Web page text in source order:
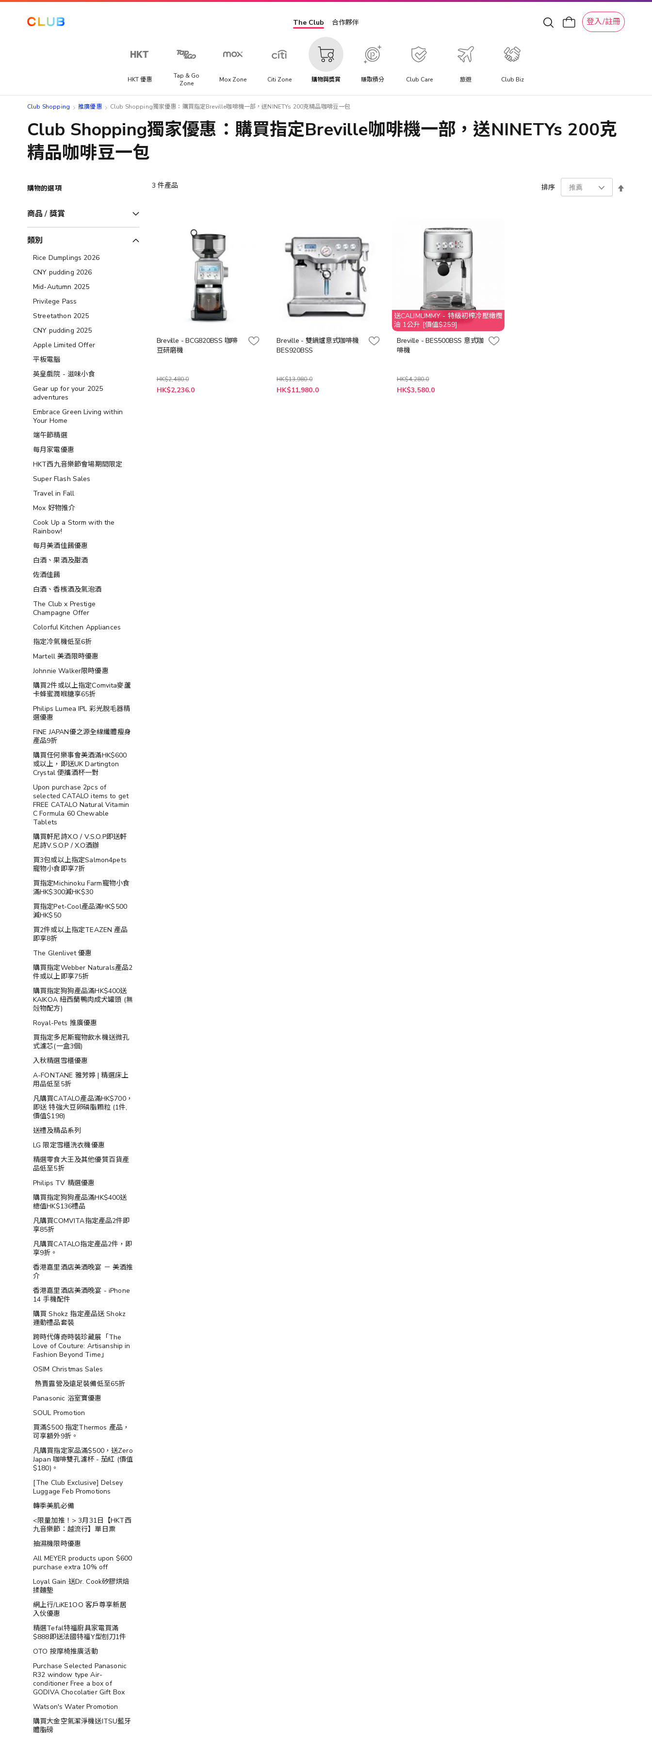
The Club 合作夥伴 登入/註冊
HKT 優惠
Tap & Go
Zone
Mox Zone Citi Zone 購物與獎賞 賺取積分 Club Care 旅遊 Club Biz
Club Shopping 推廣優惠 Club Shopping獨家優惠：購買指定Breville咖啡機一部，送NINETYs 200克精品咖啡豆一包
Club Shopping獨家優惠：購買指定Breville咖啡機一部，送NINETYs 200克
精品咖啡豆一包
3 件產品 排序
Breville - BCG820BSS 咖啡
豆研磨機
HK$2,480.0
特
殊
HK$2,236.0
Breville - 雙鍋爐意式咖啡機
BES920BSS
HK$13,980.0
特
殊
HK$11,980.0
送CALIMUMMY - 特級初榨冷壓橄欖
油 1公升 [價值$259]
Breville - BES500BSS 意式咖
啡機
HK$4,280.0
特
殊
HK$3,580.0
購物的選項
商品 / 獎賞
類別
Rice Dumplings 2026
CNY pudding 2026
Mid-Autumn 2025
Privilege Pass
Streetathon 2025
CNY pudding 2025
Apple Limited Offer
平板電腦
英皇戲院 - 滋味小食
Gear up for your 2025
adventures
Embrace Green Living within
Your Home
端午節精選
每月家電優惠
HKT西九音樂節會場期間限定
Super Flash Sales
Travel in Fall
Mox 好物推介
Cook Up a Storm with the
Rainbow!
每月美酒佳餚優惠
白酒、果酒及甜酒
佐酒佳餚
白酒、香檳酒及氣泡酒
The Club x Prestige
Champagne Offer
Colorful Kitchen Appliances
指定冷氣機低至6折
Martell 美酒限時優惠
Johnnie Walker限時優惠
購買2件或以上指定Comvita麥蘆
卡蜂蜜潤喉糖享65折
Philips Lumea IPL 彩光脫毛器精
選優惠
FINE JAPAN優之源全線纖體瘦身
產品9折
購買任何樂事會美酒滿HK$600
或以上，即送UK Dartington
Crystal 便攜酒杯一對
Upon purchase 2pcs of
selected CATALO items to get
FREE CATALO Natural Vitamin
C Formula 60 Chewable
Tablets
購買軒尼詩X.O / V.S.O.P即送軒
尼詩V.S.O.P / X.O酒辦
買3包或以上指定Salmon4pets
寵物小食即享7折
買指定Michinoku Farm寵物小食
滿HK$300減HK$30
買指定Pet-Cool產品滿HK$500
減HK$50
買2件或以上指定TEAZEN 產品
即享8折
The Glenlivet 優惠
購買指定Webber Naturals產品2
件或以上即享75折
購買指定狗狗產品滿HK$400送
KAIKOA 紐西蘭鴨肉成犬罐頭 (無
殻物配方)
Royal-Pets 推廣優惠
買指定多尼斯寵物飲水機送微孔
式濾芯(一盒3個)
入秋精選雪櫃優惠
A-FONTANE 雅芳婷 | 精選床上
用品低至5折
凡購買CATALO產品滿HK$700，
即送 特強大豆卵磷脂顆粒 (1件,
價值$198)
送禮及精品系列
LG 限定雪櫃洗衣機優惠
精選零食大王及其他優質百貨產
品低至5折
Philips TV 精選優惠
購買指定狗狗產品滿HK$400送
總值HK$136禮品
凡購買COMVITA指定產品2件即
享85折
凡購買CATALO指定產品2件，即
享9折。
香港嘉里酒店美酒晚宴 － 美酒推
介
香港嘉里酒店美酒晚宴 - iPhone
14 手機配件
購買 Shokz 指定產品送 Shokz
運動禮品套裝
跨時代傳奇時裝珍藏展「The
Love of Couture: Artisanship in
Fashion Beyond Time」
OSIM Christmas Sales
熱賣露營及遠足裝備低至65折
Panasonic 浴室寶優惠
SOUL Promotion
買滿$500 指定Thermos 產品，
可享額外9折。
凡購買指定家品滿$500，送Zero
Japan 咖啡雙孔濾杯 - 茄紅 (價值
$180)。
[The Club Exclusive] Delsey
Luggage Feb Promotions
轉季美肌必備
<限量加推！> 3月31日【HKT西
九音樂節：越流行】單日票
抽濕機限時優惠
All MEYER products upon $600
purchase extra 10% off
Loyal Gain 送Dr. Cook矽膠烘焙
揉麵墊
網上行/LiKE1OO 客戶尊享新居
入伙優惠
精選Tefal特福廚具家電買滿
$888即送法國特福Y型刨刀1件
OTO 按摩椅推廣活動
Purchase Selected Panasonic
R32 window type Air-
conditioner Free a box of
GODIVA Chocolatier Gift Box
Watson's Water Promotion
購買大金空氣潔淨機送ITSU藍牙
體脂磅